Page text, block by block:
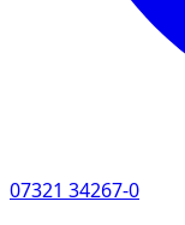
07321 34267-0